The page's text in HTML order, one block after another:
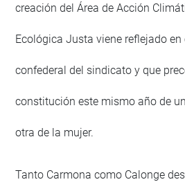
creación del Área de Acción
Ecológica Justa viene reflejado
confederal del sindicato y que
constitución este mismo año de
otra de la mujer.
Tanto Carmona como Calonge